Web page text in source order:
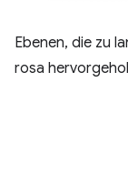
Ebenen, die zu
rosa